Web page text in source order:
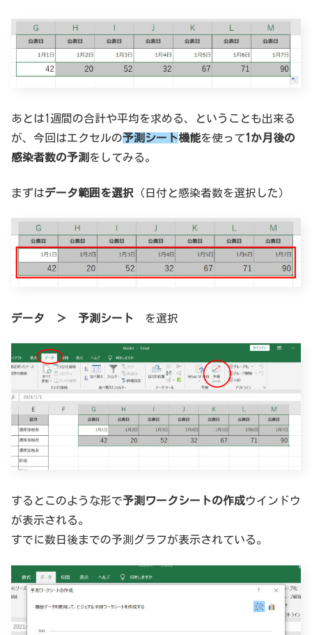
あとは1週間の合計や平均を求める、ということも出来る
が、今回はエクセルの予測シート機能を使って1か月後の
感染者数の予測 をしてみる。
まずはデータ範囲を選択 （日付と感染者数を選択した）
データ ＞ 予測シート を選択
するとこのような形で予測ワークシートの作成ウインドウ
が表示される。
すでに数日後までの予測グラフが表示されている。